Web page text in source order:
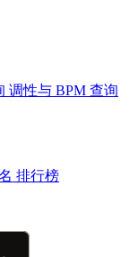
调性与 BPM 查询
排行榜